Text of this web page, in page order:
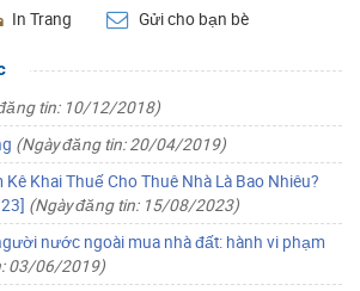
In Trang Gửi cho bạn bè
tin: 10/12/2018)
(Ngày đăng tin: 20/04/2019)
Khai Thuế Cho Thuê Nhà Là Bao Nhiêu?
(Ngày đăng tin: 15/08/2023)
nước ngoài mua nhà đất: hành vi phạm
03/06/2019)